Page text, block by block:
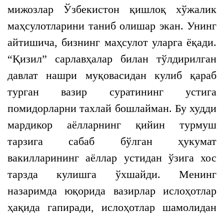
мижозлар Ўзбекистон қишлоқ хўжалик
маҳсулотларини таниб олишар экан. Унинг
айтишича, бизнинг маҳсулот уларга ёқади.
“Қизил” сарлавҳалар билан тўлдирилган
давлат нашри муқовасидан кулиб қараб
турган вазир суратининг устига
помидорларни тахлай бошлайман. Бу худди
мардикор аёлларнинг қийин турмуш
тарзига сабаб бўлган ҳукумат
вакилларининг аёллар устидан ўзига хос
тарзда кулишга ўхшайди. Менинг
назаримда юқорида вазирлар ислоҳотлар
ҳақида гапиради, ислоҳотлар шамолидан